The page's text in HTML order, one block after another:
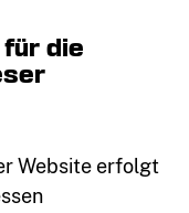
die
Website erfolgt